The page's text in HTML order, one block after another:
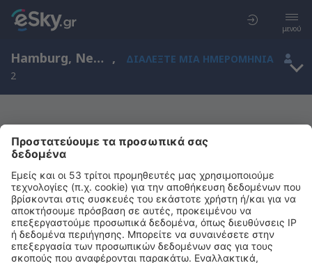
μενού
Hamburg, New York, Ηνωμένες Πολιτείες Αμερικής ,
ΔΙΑΛΈΞΤΕ ΜΙΑ ΗΜΕΡΟΜΗΝΊΑ
2
Μας συγχωρείτε, δεν υπάρχουν
αποτελέσματα για την αναζήτησή σας
Προσπαθήστε να κάνετε αναζήτηση με διαφορετικά κριτήρια